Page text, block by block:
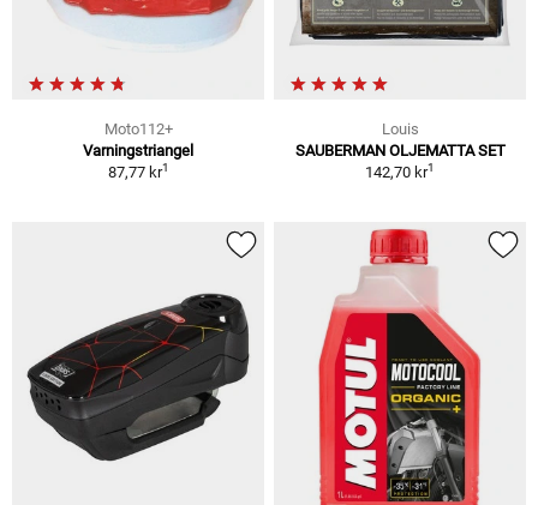
Moto112+
Varningstriangel
87,77 kr1
Louis
SAUBERMAN OLJEMATTA SET
142,70 kr1